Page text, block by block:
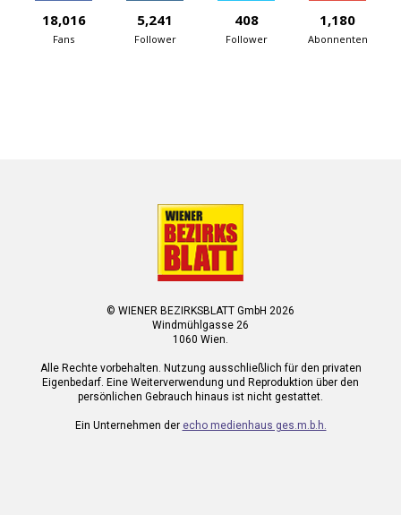
18,016
Fans
5,241
Follower
408
Follower
1,180
Abonnenten
© WIENER BEZIRKSBLATT GmbH 2026
Windmühlgasse 26
1060 Wien.
Alle Rechte vorbehalten. Nutzung ausschließlich für den privaten
Eigenbedarf. Eine Weiterverwendung und Reproduktion über den
persönlichen Gebrauch hinaus ist nicht gestattet.
Ein Unternehmen der echo medienhaus ges.m.b.h.